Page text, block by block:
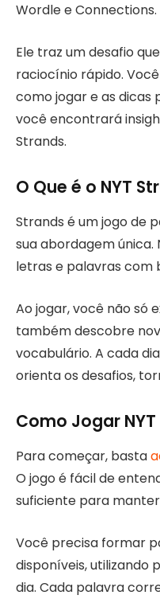
Wordle e Connections.
Ele traz um desafio
raciocínio rápido.
como jogar e as dicas
você encontrará
Strands.
O Que é o NYT
Strands é um jogo de
sua abordagem
letras e palavras com
Ao jogar, você não só
também descobre
vocabulário. A cada
orienta os desafios,
Como Jogar
Para começar, basta
O jogo é fácil de
suficiente para
Você precisa formar
disponíveis, utilizando
dia. Cada palavra